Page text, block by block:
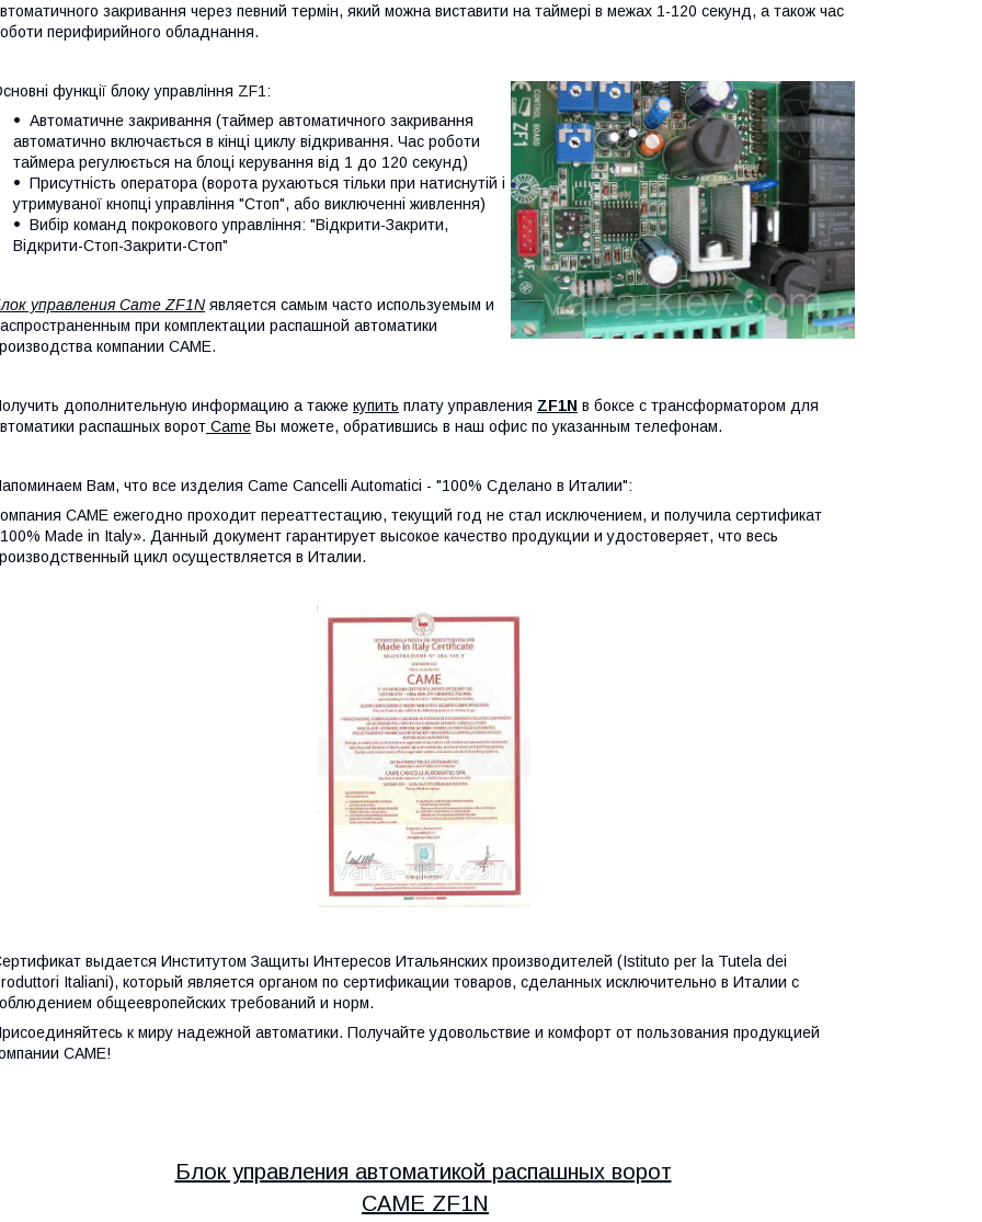
закривання через певний термін, який можна виставити на таймері в межах 1-120 секунд, а також час
перифирийного обладнання.
функції блоку управління ZF1:
Автоматичне закривання (таймер автоматичного закривання
автоматично включається в кінці циклу відкривання. Час роботи
таймера регулюється на блоці керування від 1 до 120 секунд)
Присутність оператора (ворота рухаються тільки при натиснутій і
утримуваної кнопці управління "Стоп", або виключенні живлення)
Вибір команд покрокового управління: "Відкрити-Закрити,
Відкрити-Стоп-Закрити-Стоп"
управления Came ZF1N является самым часто используемым и
при комплектации распашной автоматики
компании CAME.
дополнительную информацию а также купить плату управления ZF1N в боксе с трансформатором для
распашных ворот Came Вы можете, обратившись в наш офис по указанным телефонам.
Вам, что все изделия Came Cancelli Automatici - "100% Сделано в Италии":
CAME ежегодно проходит переаттестацию, текущий год не стал исключением, и получила сертификат
Made in Italy». Данный документ гарантирует высокое качество продукции и удостоверяет, что весь
цикл осуществляется в Италии.
выдается Институтом Защиты Интересов Итальянских производителей (Istituto per la Tutela dei
Italiani), который является органом по сертификации товаров, сделанных исключительно в Италии c
общеевропейских требований и норм.
к миру надежной автоматики. Получайте удовольствие и комфорт от пользования продукцией
CAME!
Блок управления автоматикой распашныхворот
CAME ZF1N